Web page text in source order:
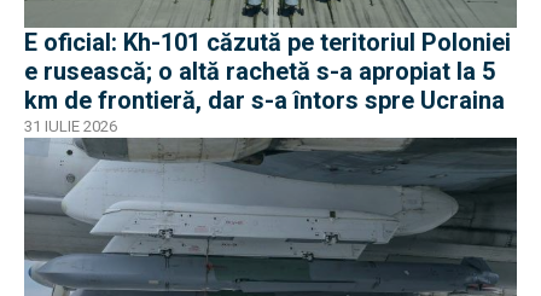
E oficial: Kh-101 căzută pe teritoriul Poloniei
e rusească; o altă rachetă s-a apropiat la 5
km de frontieră, dar s-a întors spre Ucraina
31 IULIE 2026